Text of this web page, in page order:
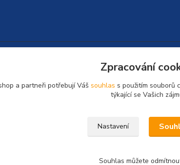
Zpracování
a partneři potřebují Váš souhlas s použitím souborů
týkající se Vašich
Nastavení
Souhlas můžete